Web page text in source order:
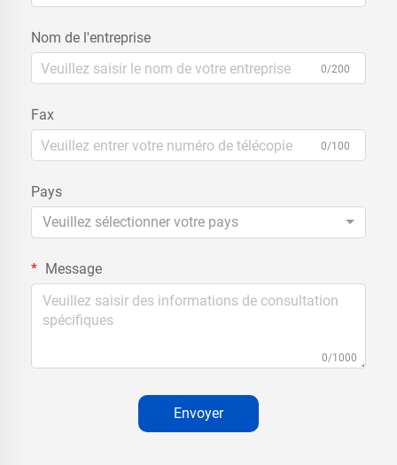
Nom de l'entreprise
0/200
Fax
0/100
Pays
Veuillez sélectionner votre pays
Message
0/1000
Envoyer